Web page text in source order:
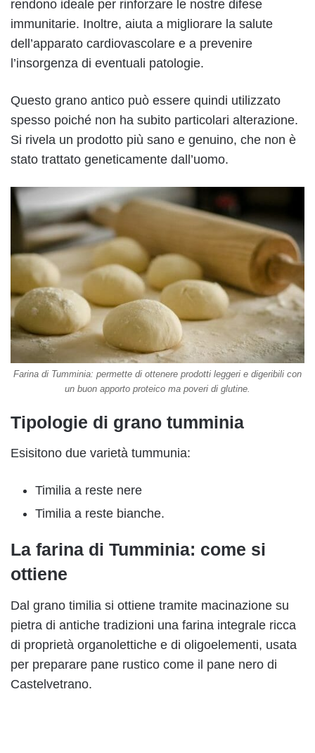
rendono ideale per rinforzare le nostre difese
immunitarie. Inoltre, aiuta a migliorare la salute
dell’apparato cardiovascolare e a prevenire
l’insorgenza di eventuali patologie.
Questo grano antico può essere quindi utilizzato
spesso poiché non ha subito particolari alterazione.
Si rivela un prodotto più sano e genuino, che non è
stato trattato geneticamente dall’uomo.
Farina di Tumminia: permette di ottenere prodotti leggeri e digeribili con
un buon apporto proteico ma poveri di glutine.
Tipologie di grano tumminia
Esisitono due varietà tummunia:
Timilia a reste nere
Timilia a reste bianche.
La farina di Tumminia: come si
ottiene
Dal grano timilia si ottiene tramite macinazione su
pietra di antiche tradizioni una farina integrale ricca
di proprietà organolettiche e di oligoelementi, usata
per preparare pane rustico come il pane nero di
Castelvetrano.